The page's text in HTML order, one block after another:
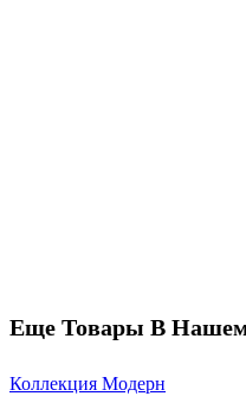
Еще Товары В
Коллекция Модерн